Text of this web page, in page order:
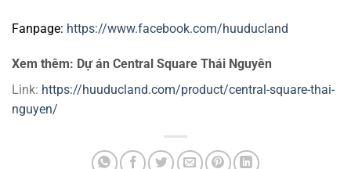
Fanpage: https://www.facebook.com/huuducland
Xem thêm: Dự án Central Square Thái Nguyên
Link: https://huuducland.com/product/central-square-thai-
nguyen/